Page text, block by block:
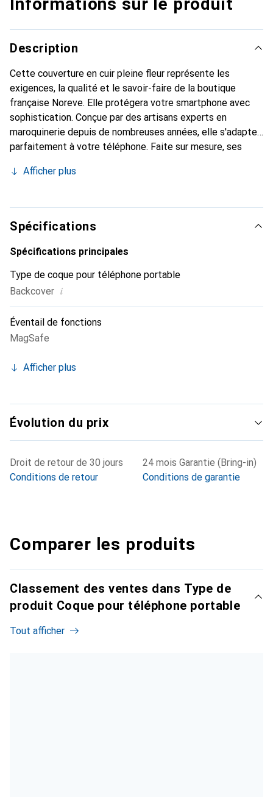
Description
Cette couverture en cuir pleine fleur représente les
exigences, la qualité et le savoir-faire de la boutique
française Noreve. Elle protégera votre smartphone avec
sophistication. Conçue par des artisans experts en
maroquinerie depuis de nombreuses années, elle s'adapte
parfaitement à votre téléphone. Faite sur mesure, ses
peau. Elle deviendra l'accessoire chic et indispensable de
produits haut de gamme, la marque Noreve est un choix sûr
pour une clientèle exigeante.
Afficher plus
Spécifications
Spécifications principales
Type de coque pour téléphone portable
Backcover i
Éventail de fonctions
MagSafe
Afficher plus
Évolution du prix
Droit de retour de 30 jours
Conditions de retour
24 mois Garantie (Bring-in)
Conditions de garantie
Comparer les produits
Classement des ventes dans Type de
produit Coque pour téléphone portable
Tout afficher